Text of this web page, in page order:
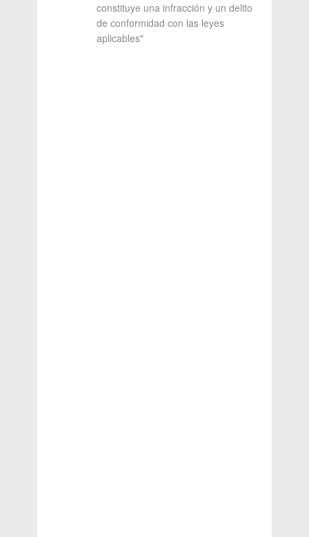
constituye una infracción y un delito
de conformidad con las leyes
aplicables"